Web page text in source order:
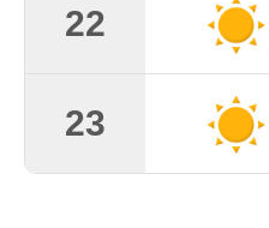
22
23